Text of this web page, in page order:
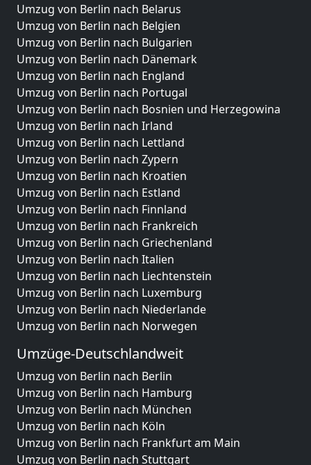
Umzug von Berlin nach Belarus
Umzug von Berlin nach Belgien
Umzug von Berlin nach Bulgarien
Umzug von Berlin nach Dänemark
Umzug von Berlin nach England
Umzug von Berlin nach Portugal
Umzug von Berlin nach Bosnien und Herzegowina
Umzug von Berlin nach Irland
Umzug von Berlin nach Lettland
Umzug von Berlin nach Zypern
Umzug von Berlin nach Kroatien
Umzug von Berlin nach Estland
Umzug von Berlin nach Finnland
Umzug von Berlin nach Frankreich
Umzug von Berlin nach Griechenland
Umzug von Berlin nach Italien
Umzug von Berlin nach Liechtenstein
Umzug von Berlin nach Luxemburg
Umzug von Berlin nach Niederlande
Umzug von Berlin nach Norwegen
Umzüge-Deutschlandweit
Umzug von Berlin nach Berlin
Umzug von Berlin nach Hamburg
Umzug von Berlin nach München
Umzug von Berlin nach Köln
Umzug von Berlin nach Frankfurt am Main
Umzug von Berlin nach Stuttgart